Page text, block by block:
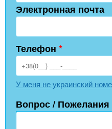
Электронная почта
Телефон *
У меня не украинский
Вопрос /